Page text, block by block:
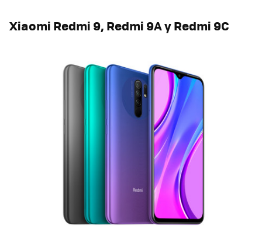
Xiaomi Redmi 9, Redmi 9A y Redmi 9C